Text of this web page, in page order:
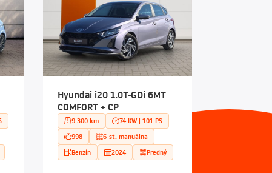
Hyundai i20 1.0T-GDi 6MT
COMFORT + CP
9 300 km
74 KW | 101 PS
998
6-st. manuálna
Benzín
2024 Predný